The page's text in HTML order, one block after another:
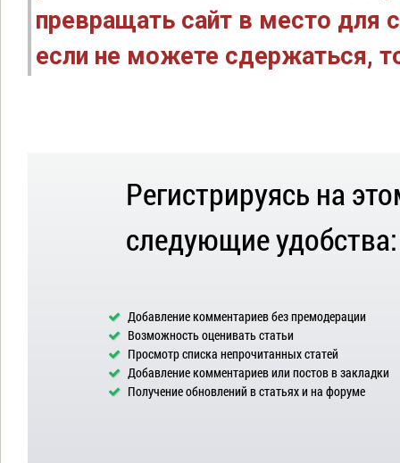
превращать сайт в место для
если не можете сдержаться,
Регистрируясь на
следующие удобства:
Добавление комментариев без премодерации
Возможность оценивать статьи
Просмотр списка непрочитанных статей
Добавление комментариев или постов в закладки
Получение обновлений в статьях и на форуме